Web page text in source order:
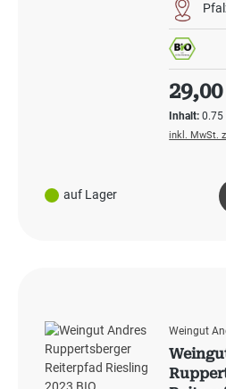
auf Lager
Inhalt:
inkl. MwSt.
Weingut